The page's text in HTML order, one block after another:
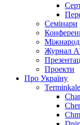
Семінари
Журнал
Проекти
Про Україну